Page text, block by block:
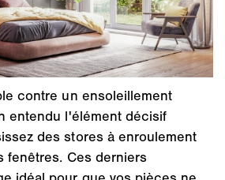
contre un ensoleillement
entendu l'élément décisif
des stores à enroulement
fenêtres. Ces derniers